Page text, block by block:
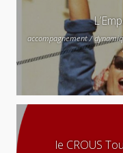
accompagnement /
le CROUS